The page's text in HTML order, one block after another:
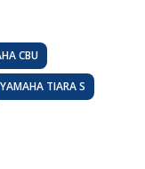
CBU
YAMAHA TIARA S